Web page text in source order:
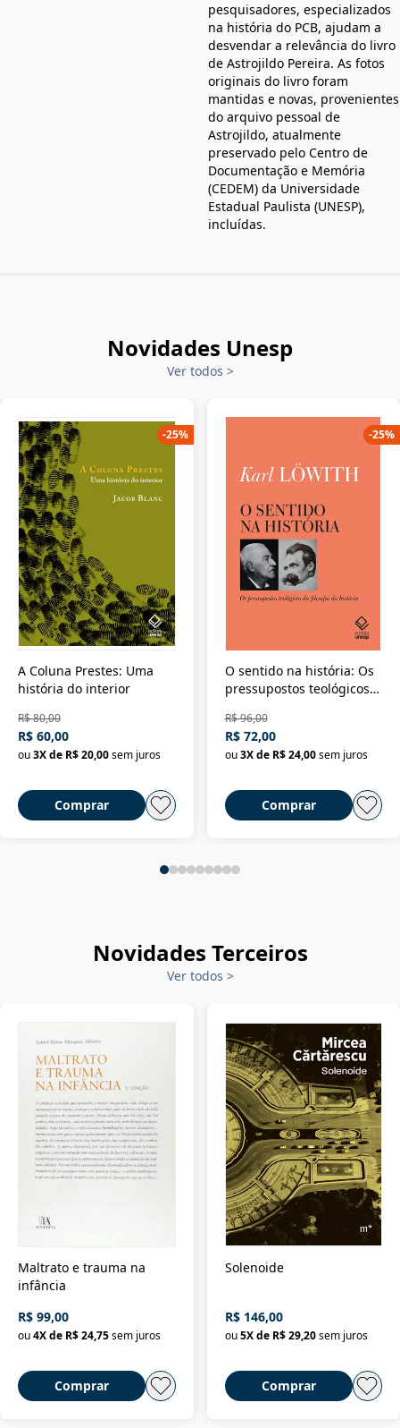
pesquisadores, especializados
na história do PCB, ajudam a
desvendar a relevância do livro
de Astrojildo Pereira. As fotos
originais do livro foram
mantidas e novas, provenientes
do arquivo pessoal de
Astrojildo, atualmente
preservado pelo Centro de
Documentação e Memória
(CEDEM) da Universidade
Estadual Paulista (UNESP),
incluídas.
Novidades Unesp
Ver todos >
A Coluna Prestes: Uma
história do interior
R$ 80,00
R$ 60,00
ou3X de R$ 20,00sem juros
Comprar
-25%
O sentido na história: Os
pressupostos teológicos
R$ 96,00
R$ 72,00
ou 3X de R$ 24,00 sem juros
Comprar
-25%
Novidades Terceiros
Ver todos >
Maltrato e trauma na
infância
R$ 99,00
ou4X de R$ 24,75sem juros
Comprar
Solenoide
R$ 146,00
ou 5X de R$ 29,20 sem juros
Comprar